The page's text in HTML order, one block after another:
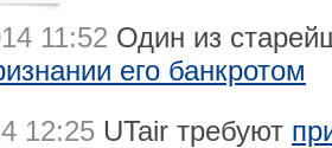
11:52 Один из
его банкротом
12:25 UTair требуют